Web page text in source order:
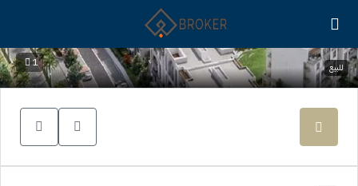
1 للبيع